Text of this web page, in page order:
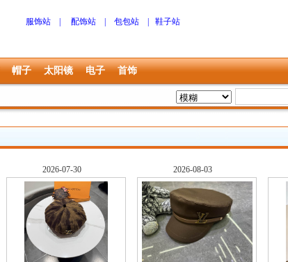
服饰站 配饰站 包包站 鞋子站
帽子 太阳镜 电子 首饰
2026-07-30 2026-08-03